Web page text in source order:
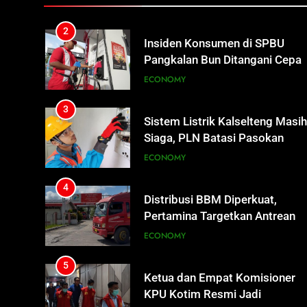
3
Sistem Listrik Kalselteng Masih
Siaga, PLN Batasi Pasokan
Selama 7 Hari
ECONOMY
4
Distribusi BBM Diperkuat,
Pertamina Targetkan Antrean di
SPBU Sampit Segera Terurai
ECONOMY
5
Ketua dan Empat Komisioner
KPU Kotim Resmi Jadi
Tersangka Dugaan Korupsi
HUKUM DAN KRIMINAL
6
Presiden Prabowo Minta Bahlil
Segera Tuntaskan Pemadaman